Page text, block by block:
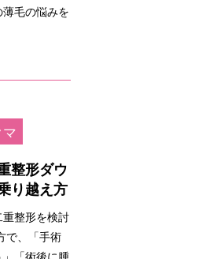
毛の悩みを
マ
整形ダウ
り越え方
整形を検討
で、「手術